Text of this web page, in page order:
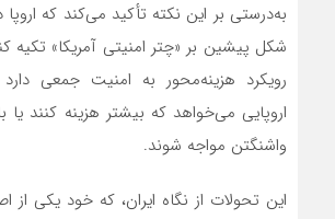
به‌درستی بر این نکته تأکید می‌کند که اروپا
شکل پیشین بر «چتر امنیتی آمریکا» تکیه
رویکرد هزینه‌محور به امنیت جمعی
اروپایی می‌خواهد که بیشتر هزینه کنند
واشنگتن مواجه شوند.
این تحولات از نگاه ایران، که خود یکی از